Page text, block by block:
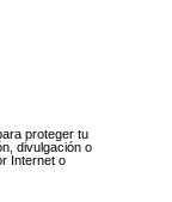
proteger tu
divulgación o
Internet o